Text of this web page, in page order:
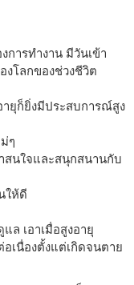
การทำงาน มีวันเข้า
งโลกของช่วงชีวิต
ายุก็ยิ่งมีประสบการณ์สูง
ๆ
าสนใจและสนุกสนานกับ
ให้ดี
ล เอาเมื่อสูงอายุ
เนื่องตั้งแต่เกิดจนตาย